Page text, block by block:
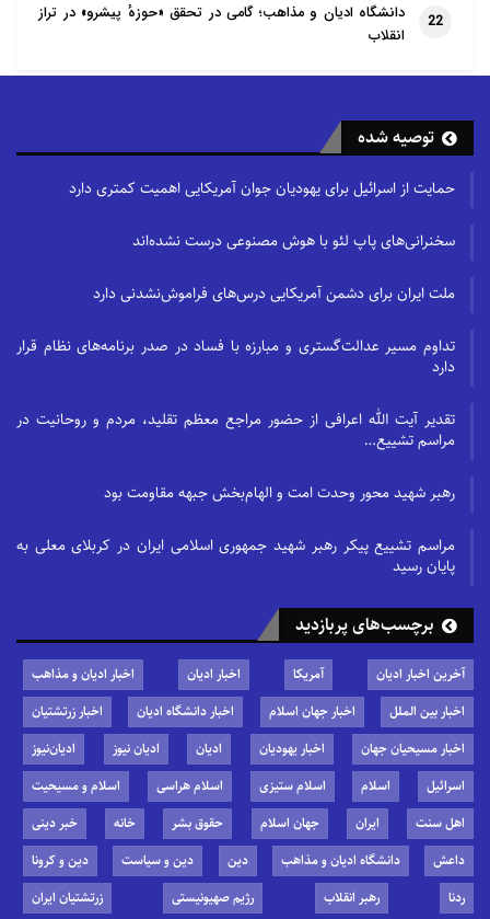
22
دانشگاه ادیان و مذاهب؛ گامی در تحقق «حوزهٔ پیشرو» در تراز
انقلاب
توصیه شده
حمایت از اسرائیل برای یهودیان جوان آمریکایی اهمیت کمتری دارد
سخنرانی‌های پاپ لئو با هوش مصنوعی درست نشده‌اند
ملت ایران برای دشمن آمریکایی درس‌های فراموش‌نشدنی دارد
تداوم مسیر عدالت‌گستری و مبارزه با فساد در صدر برنامه‌های نظام قرار
دارد
تقدیر آیت الله اعرافی از حضور مراجع معظم تقلید، مردم و روحانیت در
مراسم تشییع…
رهبر شهید محور وحدت امت و الهام‌بخش جبهه مقاومت بود
مراسم تشییع پیکر رهبر شهید جمهوری اسلامی ایران در کربلای معلی به
پایان رسید
برچسب‌های پربازدید
آخرین اخبار ادیان آمریکا اخبار ادیان
اخبار ادیان و مذاهب
اخبار بین الملل
اخبار جهان اسلام اخبار دانشگاه ادیان
اخبار زرتشتیان
اخبار مسیحیان جهان
اخبار یهودیان ادیان ادیان نیوز
ادیان‌نیوز
اسرائیل
اسلام اسلام ستیزی اسلام هراسی
اسلام و مسیحیت
اهل سنت
ایران جهان اسلام حقوق بشر خانه
خبر دینی
داعش
دانشگاه ادیان و مذاهب دین دین و سیاست
دین و کرونا
ردنا
رهبر انقلاب رژیم صهیونیستی زرتشتیان ایران